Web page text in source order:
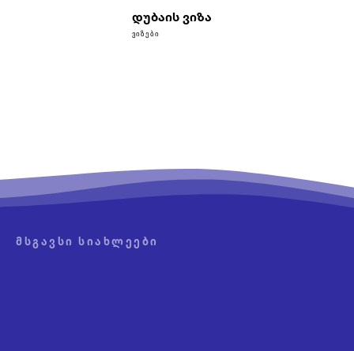
დუბაის ვიზა
ᲕᲘᲖᲔᲑᲘ
ᲛᲡᲒᲐᲕᲡᲘ ᲡᲘᲐᲮᲚᲔᲔᲑᲘ